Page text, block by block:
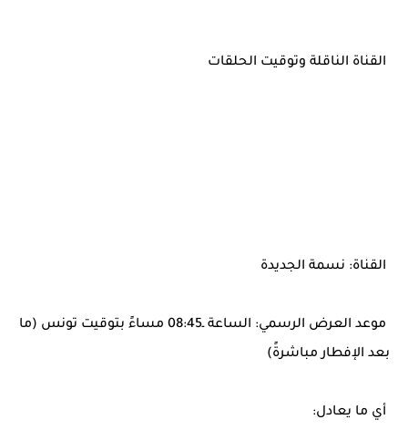
القناة الناقلة وتوقيت الحلقات
القناة: نسمة الجديدة
موعد العرض الرسمي: الساعة ـ08:45 مساءً بتوقيت تونس (ما
بعد الإفطار مباشرةً)
أي ما يعادل: